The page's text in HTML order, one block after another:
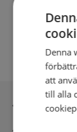
Sichere
Denna
att
till alla